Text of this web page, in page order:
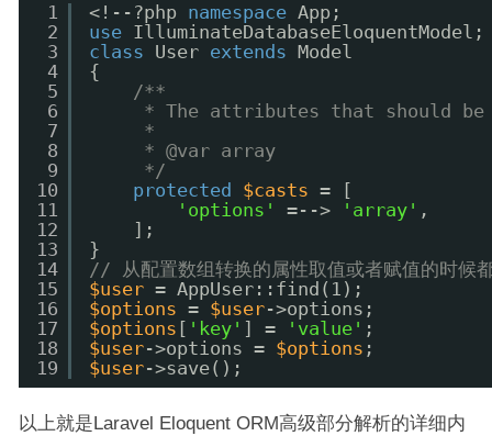
1
2
3
4
5
6
7
8
9
10
11
12
13
14
15
16
17
18
19
<!--?php namespace App;
use IlluminateDatabaseEloquentModel;
class
User extends Model
{
/**
* The attributes that should
*
* @var array
*/
protected
$casts = [
'options'
=--> 'array' ,
];
}
// 从配置数组转换的属性取值或者赋值的时
$user = AppUser::find(1);
$options = $user->options;
$options [ 'key' ] = 'value' ;
$user->options = $options ;
$user->save();
以上就是Laravel Eloquent ORM高级部分解析的详细内